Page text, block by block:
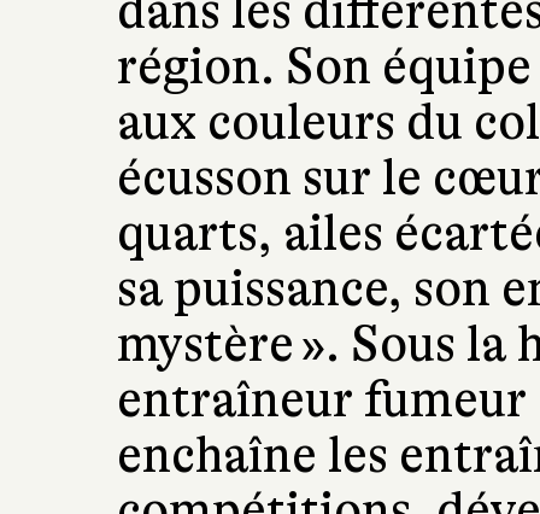
région. Son
aux couleurs du
écusson sur le
quarts, ailes
sa puissance, son
mystère ». Sous
entraîneur fumeur
enchaîne les